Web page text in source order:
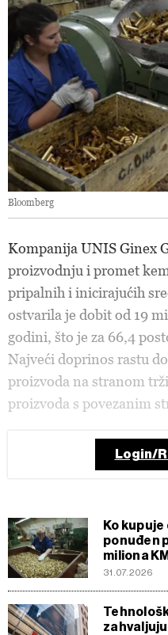
Bloomberg
Kompanija UNIS Ginex
proizvodnju i promet
pripalnih i inicirajućih
ostvarila je dobit od 19
godini, što je za 66,4
Najveći doprinos rastu
proizvoda na stranom
proizvoda s povezanim
Login/
Ko
ponuđen
miliona
31.07.2026